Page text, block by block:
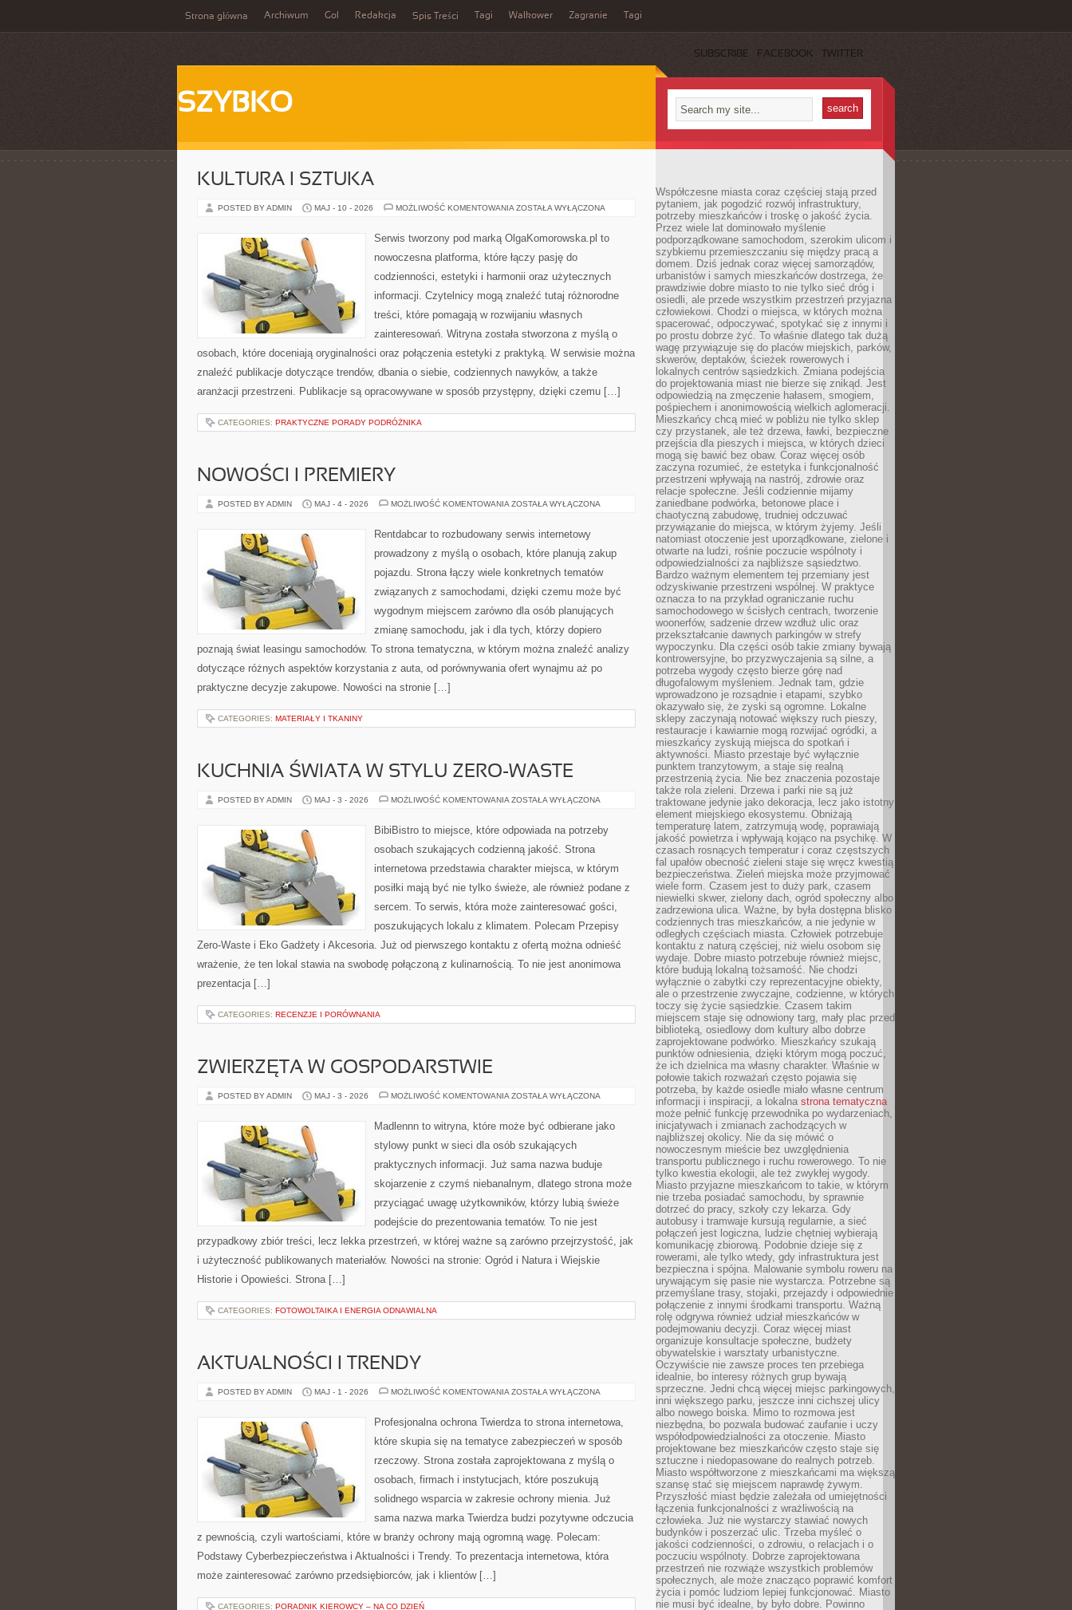
Strona główna Archiwum Gol Redakcja Spis Treści Tagi Walkower Zagranie Tagi
SUBSCRIBE FACEBOOK TWITTER
SZYBKO
KULTURA I SZTUKA
POSTED BY ADMIN MAJ - 10 - 2026 MOŻLIWOŚĆ KOMENTOWANIA KULTURA
ZOSTAŁA WYŁĄCZONA
Serwis tworzony pod marką OlgaKomorowska.pl to
nowoczesna platforma, które łączy pasję do
codzienności, estetyki i harmonii oraz użytecznych
informacji. Czytelnicy mogą znaleźć tutaj różnorodne
treści, które pomagają w rozwijaniu własnych
zainteresowań. Witryna została stworzona z myślą o
osobach, które doceniają oryginalności oraz połączenia estetyki z praktyką. W serwisie można
znaleźć publikacje dotyczące trendów, dbania o siebie, codziennych nawyków, a także
aranżacji przestrzeni. Publikacje są opracowywane w sposób przystępny, dzięki czemu […]
CATEGORIES: PRAKTYCZNE PORADY PODRÓŻNIKA
NOWOŚCI I PREMIERY
POSTED BY ADMIN MAJ - 4 - 2026 MOŻLIWOŚĆ KOMENTOWANIA NOWOŚCI
ZOSTAŁA WYŁĄCZONA
Rentdabcar to rozbudowany serwis internetowy
prowadzony z myślą o osobach, które planują zakup
pojazdu. Strona łączy wiele konkretnych tematów
związanych z samochodami, dzięki czemu może być
wygodnym miejscem zarówno dla osób planujących
zmianę samochodu, jak i dla tych, którzy dopiero
poznają świat leasingu samochodów. To strona tematyczna, w którym można znaleźć analizy
dotyczące różnych aspektów korzystania z auta, od porównywania ofert wynajmu aż po
praktyczne decyzje zakupowe. Nowości na stronie […]
CATEGORIES: MATERIAŁY I TKANINY
KUCHNIA ŚWIATA W STYLU ZERO-WASTE
POSTED BY ADMIN MAJ - 3 - 2026 MOŻLIWOŚĆ KOMENTOWANIA KUCHNIA
STYLU
ZERO-
ZOSTAŁA WYŁĄCZONA
BibiBistro to miejsce, które odpowiada na potrzeby
osobach szukających codzienną jakość. Strona
internetowa przedstawia charakter miejsca, w którym
posiłki mają być nie tylko świeże, ale również podane z
sercem. To serwis, która może zainteresować gości,
poszukujących lokalu z klimatem. Polecam Przepisy
Zero-Waste i Eko Gadżety i Akcesoria. Już od pierwszego kontaktu z ofertą można odnieść
wrażenie, że ten lokal stawia na swobodę połączoną z kulinarnością. To nie jest anonimowa
prezentacja […]
CATEGORIES: RECENZJE I PORÓWNANIA
ZWIERZĘTA W GOSPODARSTWIE
POSTED BY ADMIN MAJ - 3 - 2026 MOŻLIWOŚĆ KOMENTOWANIA ZWIERZĘTA
ZOSTAŁA WYŁĄCZONA
Madlennn to witryna, które może być odbierane jako
stylowy punkt w sieci dla osób szukających
praktycznych informacji. Już sama nazwa buduje
skojarzenie z czymś niebanalnym, dlatego strona może
przyciągać uwagę użytkowników, którzy lubią świeże
podejście do prezentowania tematów. To nie jest
przypadkowy zbiór treści, lecz lekka przestrzeń, w której ważne są zarówno przejrzystość, jak
i użyteczność publikowanych materiałów. Nowości na stronie: Ogród i Natura i Wiejskie
Historie i Opowieści. Strona […]
CATEGORIES: FOTOWOLTAIKA I ENERGIA ODNAWIALNA
AKTUALNOŚCI I TRENDY
POSTED BY ADMIN MAJ - 1 - 2026 MOŻLIWOŚĆ KOMENTOWANIA AKTUALNOŚCI
ZOSTAŁA WYŁĄCZONA
Profesjonalna ochrona Twierdza to strona internetowa,
które skupia się na tematyce zabezpieczeń w sposób
rzeczowy. Strona została zaprojektowana z myślą o
osobach, firmach i instytucjach, które poszukują
solidnego wsparcia w zakresie ochrony mienia. Już
sama nazwa marka Twierdza budzi pozytywne odczucia
z pewnością, czyli wartościami, które w branży ochrony mają ogromną wagę. Polecam:
Podstawy Cyberbezpieczeństwa i Aktualności i Trendy. To prezentacja internetowa, która
może zainteresować zarówno przedsiębiorców, jak i klientów […]
CATEGORIES: PORADNIK KIEROWCY – NA CO DZIEŃ
Współczesne miasta coraz częściej stają przed
pytaniem, jak pogodzić rozwój infrastruktury,
potrzeby mieszkańców i troskę o jakość życia.
Przez wiele lat dominowało myślenie
podporządkowane samochodom, szerokim ulicom i
szybkiemu przemieszczaniu się między pracą a
domem. Dziś jednak coraz więcej samorządów,
urbanistów i samych mieszkańców dostrzega, że
prawdziwie dobre miasto to nie tylko sieć dróg i
osiedli, ale przede wszystkim przestrzeń przyjazna
człowiekowi. Chodzi o miejsca, w których można
spacerować, odpoczywać, spotykać się z innymi i
po prostu dobrze żyć. To właśnie dlatego tak dużą
wagę przywiązuje się do placów miejskich, parków,
skwerów, deptaków, ścieżek rowerowych i
lokalnych centrów sąsiedzkich. Zmiana podejścia
do projektowania miast nie bierze się znikąd. Jest
odpowiedzią na zmęczenie hałasem, smogiem,
pośpiechem i anonimowością wielkich aglomeracji.
Mieszkańcy chcą mieć w pobliżu nie tylko sklep
czy przystanek, ale też drzewa, ławki, bezpieczne
przejścia dla pieszych i miejsca, w których dzieci
mogą się bawić bez obaw. Coraz więcej osób
zaczyna rozumieć, że estetyka i funkcjonalność
przestrzeni wpływają na nastrój, zdrowie oraz
relacje społeczne. Jeśli codziennie mijamy
zaniedbane podwórka, betonowe place i
chaotyczną zabudowę, trudniej odczuwać
przywiązanie do miejsca, w którym żyjemy. Jeśli
natomiast otoczenie jest uporządkowane, zielone i
otwarte na ludzi, rośnie poczucie wspólnoty i
odpowiedzialności za najbliższe sąsiedztwo.
Bardzo ważnym elementem tej przemiany jest
odzyskiwanie przestrzeni wspólnej. W praktyce
oznacza to na przykład ograniczanie ruchu
samochodowego w ścisłych centrach, tworzenie
woonerfów, sadzenie drzew wzdłuż ulic oraz
przekształcanie dawnych parkingów w strefy
wypoczynku. Dla części osób takie zmiany bywają
kontrowersyjne, bo przyzwyczajenia są silne, a
potrzeba wygody często bierze górę nad
długofalowym myśleniem. Jednak tam, gdzie
wprowadzono je rozsądnie i etapami, szybko
okazywało się, że zyski są ogromne. Lokalne
sklepy zaczynają notować większy ruch pieszy,
restauracje i kawiarnie mogą rozwijać ogródki, a
mieszkańcy zyskują miejsca do spotkań i
aktywności. Miasto przestaje być wyłącznie
punktem tranzytowym, a staje się realną
przestrzenią życia. Nie bez znaczenia pozostaje
także rola zieleni. Drzewa i parki nie są już
traktowane jedynie jako dekoracja, lecz jako istotny
element miejskiego ekosystemu. Obniżają
temperaturę latem, zatrzymują wodę, poprawiają
jakość powietrza i wpływają kojąco na psychikę. W
czasach rosnących temperatur i coraz częstszych
fal upałów obecność zieleni staje się wręcz kwestią
bezpieczeństwa. Zieleń miejska może przyjmować
wiele form. Czasem jest to duży park, czasem
niewielki skwer, zielony dach, ogród społeczny albo
zadrzewiona ulica. Ważne, by była dostępna blisko
codziennych tras mieszkańców, a nie jedynie w
odległych częściach miasta. Człowiek potrzebuje
kontaktu z naturą częściej, niż wielu osobom się
wydaje. Dobre miasto potrzebuje również miejsc,
które budują lokalną tożsamość. Nie chodzi
wyłącznie o zabytki czy reprezentacyjne obiekty,
ale o przestrzenie zwyczajne, codzienne, w których
toczy się życie sąsiedzkie. Czasem takim
miejscem staje się odnowiony targ, mały plac przed
biblioteką, osiedlowy dom kultury albo dobrze
zaprojektowane podwórko. Mieszkańcy szukają
punktów odniesienia, dzięki którym mogą poczuć,
że ich dzielnica ma własny charakter. Właśnie w
połowie takich rozważań często pojawia się
potrzeba, by każde osiedle miało własne centrum
informacji i inspiracji, a lokalna strona tematyczna
może pełnić funkcję przewodnika po wydarzeniach,
inicjatywach i zmianach zachodzących w
najbliższej okolicy. Nie da się mówić o
nowoczesnym mieście bez uwzględnienia
transportu publicznego i ruchu rowerowego. To nie
tylko kwestia ekologii, ale też zwykłej wygody.
Miasto przyjazne mieszkańcom to takie, w którym
nie trzeba posiadać samochodu, by sprawnie
dotrzeć do pracy, szkoły czy lekarza. Gdy
autobusy i tramwaje kursują regularnie, a sieć
połączeń jest logiczna, ludzie chętniej wybierają
komunikację zbiorową. Podobnie dzieje się z
rowerami, ale tylko wtedy, gdy infrastruktura jest
bezpieczna i spójna. Malowanie symbolu roweru na
urywającym się pasie nie wystarcza. Potrzebne są
przemyślane trasy, stojaki, przejazdy i odpowiednie
połączenie z innymi środkami transportu. Ważną
rolę odgrywa również udział mieszkańców w
podejmowaniu decyzji. Coraz więcej miast
organizuje konsultacje społeczne, budżety
obywatelskie i warsztaty urbanistyczne.
Oczywiście nie zawsze proces ten przebiega
idealnie, bo interesy różnych grup bywają
sprzeczne. Jedni chcą więcej miejsc parkingowych,
inni większego parku, jeszcze inni cichszej ulicy
albo nowego boiska. Mimo to rozmowa jest
niezbędna, bo pozwala budować zaufanie i uczy
współodpowiedzialności za otoczenie. Miasto
projektowane bez mieszkańców często staje się
sztuczne i niedopasowane do realnych potrzeb.
Miasto współtworzone z mieszkańcami ma większą
szansę stać się miejscem naprawdę żywym.
Przyszłość miast będzie zależała od umiejętności
łączenia funkcjonalności z wrażliwością na
człowieka. Już nie wystarczy stawiać nowych
budynków i poszerzać ulic. Trzeba myśleć o
jakości codzienności, o zdrowiu, o relacjach i o
poczuciu wspólnoty. Dobrze zaprojektowana
przestrzeń nie rozwiąże wszystkich problemów
społecznych, ale może znacząco poprawić komfort
życia i pomóc ludziom lepiej funkcjonować. Miasto
nie musi być idealne, by było dobre. Powinno